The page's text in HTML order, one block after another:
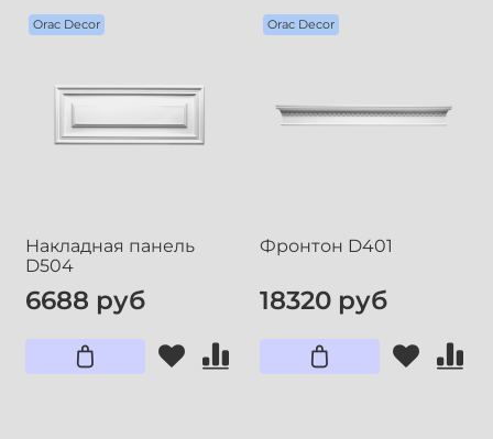
Orac Decor
Накладная панель
D504
6688 руб
Orac Decor
Фронтон D401
18320 руб